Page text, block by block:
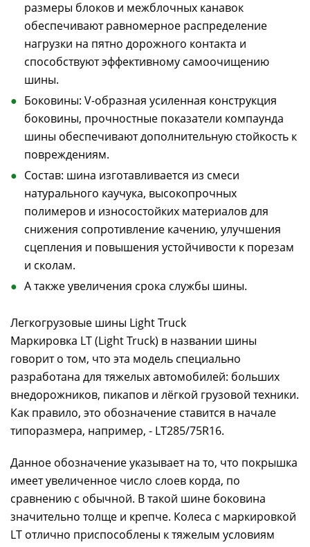
размеры блоков и межблочных канавок
обеспечивают равномерное распределение
нагрузки на пятно дорожного контакта и
способствуют эффективному самоочищению
шины.
Боковины: V-образная усиленная конструкция
боковины, прочностные показатели компаунда
шины обеспечивают дополнительную стойкость к
повреждениям.
Состав: шина изготавливается из смеси
натурального каучука, высокопрочных
полимеров и износостойких материалов для
снижения сопротивление качению, улучшения
сцепления и повышения устойчивости к порезам
и сколам.
А также увеличения срока службы шины.
Легкогрузовые шины Light Truck
Маркировка LT (Light Truck) в названии шины
говорит о том, что эта модель специально
разработана для тяжелых автомобилей: больших
внедорожников, пикапов и лёгкой грузовой техники.
Как правило, это обозначение ставится в начале
типоразмера, например, - LT285/75R16.
Данное обозначение указывает на то, что покрышка
имеет увеличенное число слоев корда, по
сравнению с обычной. В такой шине боковина
значительно толще и крепче. Колеса с маркировкой
LT отлично приспособлены к тяжелым условиям